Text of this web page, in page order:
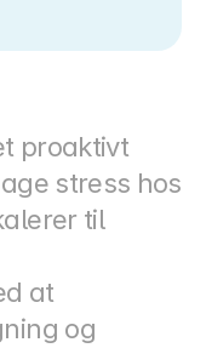
proaktivt
stress hos
til
at
og